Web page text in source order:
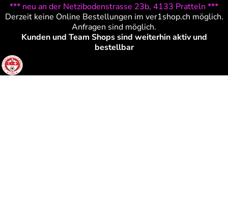
*** neu an der Netzibodenstrasse 23b, 4133 Pratteln ***
Derzeit keine Online Bestellungen im ver1shop.ch möglich.
Anfragen sind möglich.
Kunden und Team Shops sind weiterhin aktiv und
bestellbar